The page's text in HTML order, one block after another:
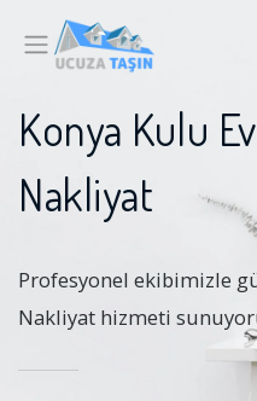
Konya Kulu
Nakliyat
Profesyonel ekibimizle
Nakliyat hizmeti